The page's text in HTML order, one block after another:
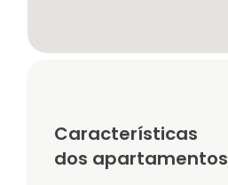
Características
dos apartamentos